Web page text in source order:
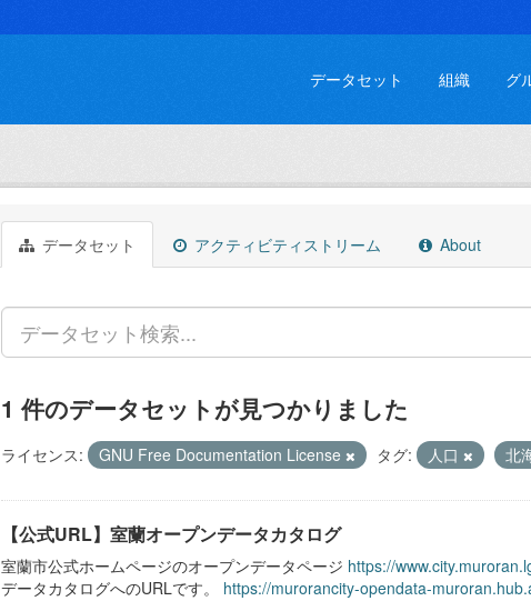
データセット 組織 グ
データセット アクティビティストリーム About
1 件のデータセットが見つかりました
ライセンス: GNU Free Documentation License タグ: 人口 北
【公式URL】室蘭オープンデータカタログ
室蘭市公式ホームページのオープンデータページ https://
データカタログへのURLです。 https://murorancity-opendata-